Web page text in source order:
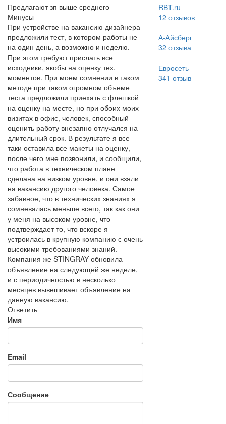
Предлагают зп выше среднего
Минусы
При устройстве на вакансию дизайнера
предложили тест, в котором работы не
на один день, а возможно и неделю.
При этом требуют прислать все
исходники, якобы на оценку тех.
моментов. При моем сомнении в таком
методе при таком огромном объеме
теста предложили приехать с флешкой
на оценку на месте, но при обоих моих
визитах в офис, человек, способный
оценить работу внезапно отлучался на
длительный срок. В результате я все-
таки оставила все макеты на оценку,
после чего мне позвонили, и сообщили,
что работа в техническом плане
сделана на низком уровне, и они взяли
на вакансию другого человека. Самое
забавное, что в технических знаниях я
сомневалась меньше всего, так как они
у меня на высоком уровне, что
подтверждает то, что вскоре я
устроилась в крупную компанию с очень
высокими требованиями знаний.
Компания же STINGRAY обновила
объявление на следующей же неделе,
и с периодичностью в несколько
месяцев вывешивает объявление на
данную вакансию.
Ответить
Имя
Email
Сообщение
RBT.ru
12 отзывов
А-Айсберг
32 отзыва
Евросеть
341 отзыв